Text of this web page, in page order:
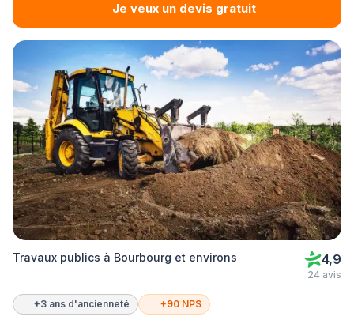
Je veux un devis gratuit
Travaux publics à Bourbourg et environs 4,9
24 avis
+3 ans d'ancienneté +90 NPS